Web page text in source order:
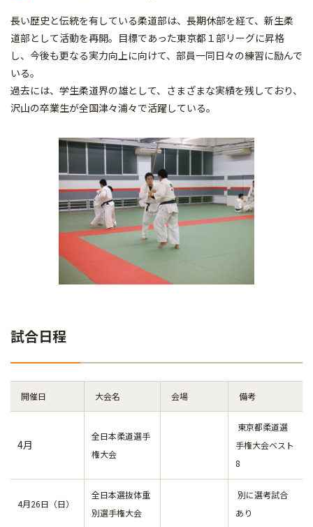
長い歴史と伝統を有している柔道部は、長期休部を経て、新生柔
道部として活動を再開。目標であった東京都１部リーグに昇格
し、今後も更なる実力向上に向けて、部員一同日々の練習に励んで
いる。
過去には、学生柔道界の雄として、さまざまな実績を残しており、
沢山の卒業生が全国津々浦々で活躍している。
試合日程
開催日 大会名 会場 備考
4月
全日本柔道選手
権大会
東京都柔道選
手権大会ベスト
8
4月26日（日）
全日本選抜体重
別選手権大会
別に選考試合
あり